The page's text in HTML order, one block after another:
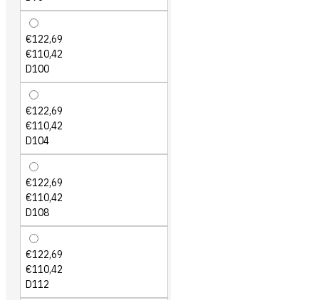
€122,69
€110,42
D100
€122,69
€110,42
D104
€122,69
€110,42
D108
€122,69
€110,42
D112